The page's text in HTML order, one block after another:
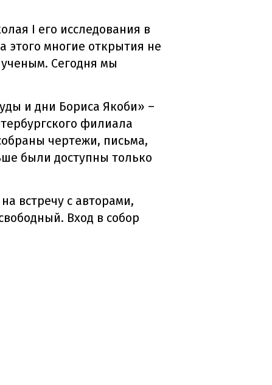
I его исследования в
этого многие открытия не
Сегодня мы
и дни Бориса Якоби» –
филиала
чертежи, письма,
были доступны только
встречу с авторами,
Вход в собор